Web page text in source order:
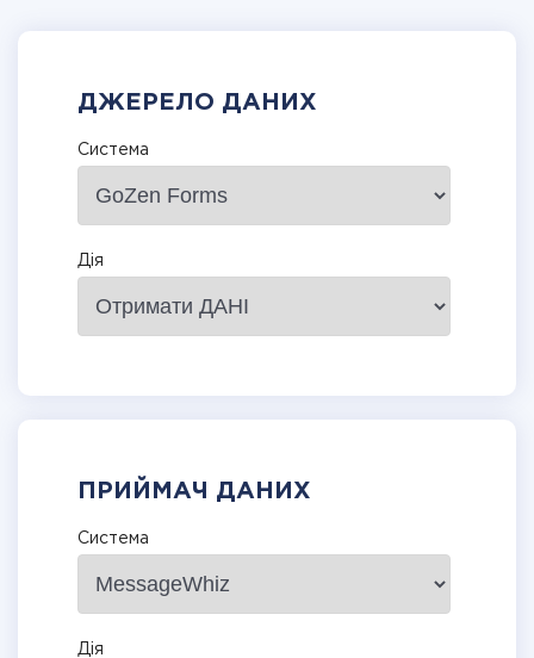
ДЖЕРЕЛО ДАНИХ
Система
Дія
ПРИЙМАЧ ДАНИХ
Система
Дія